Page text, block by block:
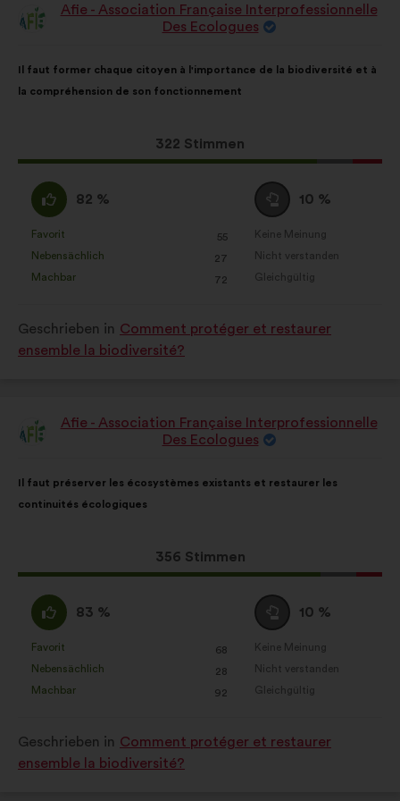
Vorschlag
Afie - Association Française Interprofessionnelle
Des Ecologues
des
Vorschlags:
Il faut former chaque citoyen à l'importance de la biodiversité et à
la compréhension de son fonctionnement
Dieser
Vorschlag
322 Stimmen
folgender
Aufteilung:
Ich
stimme
zu
:
82 %
in:
Favorit
: 55
mal
Nebensächlich
: 27
mal
Machbar
: 72
mal
Neutral
:
10 %
in:
Keine Meinung
:mal
Nicht verstanden
:mal
Gleichgültig
:mal
Geschrieben in Comment protéger et restaurer
ensemble la biodiversité?
Vorschlag
Afie - Association Française Interprofessionnelle
Des Ecologues
des
Vorschlags:
Il faut préserver les écosystèmes existants et restaurer les
continuités écologiques
Dieser
Vorschlag
356 Stimmen
folgender
Aufteilung:
Ich
stimme
zu
:
83 %
in:
Favorit
: 68
mal
Nebensächlich
: 28
mal
Machbar
: 92
mal
Neutral
:
10 %
in:
Keine Meinung
:mal
Nicht verstanden
:mal
Gleichgültig
:mal
Geschrieben in Comment protéger et restaurer
ensemble la biodiversité?
Social-Media-Cookies:
Diese
Cookies helfen uns, unseren
sozialen Netzwerke zu verstärken.